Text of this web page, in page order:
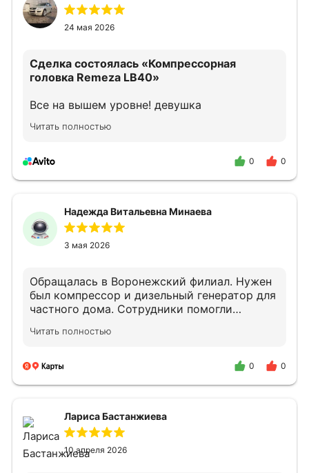
24 мая 2026
Сделка состоялась «Компрессорная
головка Remeza LB40»
Все на вышем уровне! девушка
Читать полностью
0 0
Надежда Витальевна Минаева
3 мая 2026
Обращалась в Воронежский филиал. Нужен
был компрессор и дизельный генератор для
частного дома. Сотрудники помогли
Квалифицированно проконсультировали по
В случае необходимости снова обращусь и
Читать полностью
0 0
Лариса Бастанжиева
10 апреля 2026